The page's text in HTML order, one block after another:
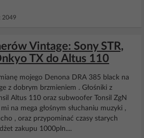
2049
Vintage: Sony STR,
TX do Altus 110
mojego Denona DRA 385 black na
z dobrym brzmieniem . Głośniki z
Altus 110 oraz subwoofer Tonsil ZgN
na mega głośnym słuchaniu muzyki ,
, oraz przypominać czasy starych
zakupu 1000pln....